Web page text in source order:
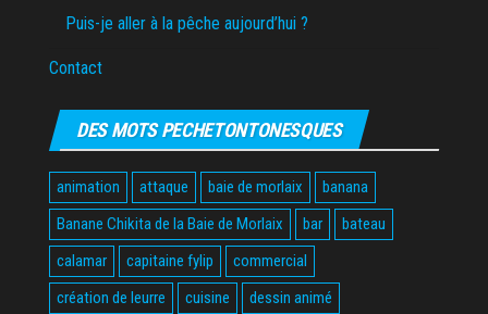
Puis-je aller à la pêche aujourd’hui ?
Contact
DES MOTS PECHETONTONESQUES
animation attaque baie de morlaix
banana
Banane Chikita de la Baie de Morlaix
bar
bateau
calamar
capitaine fylip
commercial
création de leurre
cuisine
dessin animé